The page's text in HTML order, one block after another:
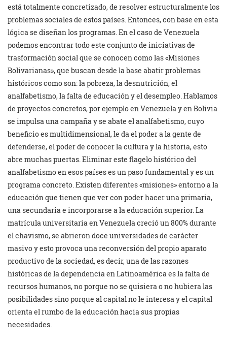
está totalmente concretizado, de resolver estructuralmente los
problemas sociales de estos países. Entonces, con base en esta
lógica se diseñan los programas. En el caso de Venezuela
podemos encontrar todo este conjunto de iniciativas de
trasformación social que se conocen como las «Misiones
Bolivarianas», que buscan desde la base abatir problemas
históricos como son: la pobreza, la desnutrición, el
analfabetismo, la falta de educación y el desempleo. Hablamos
de proyectos concretos, por ejemplo en Venezuela y en Bolivia
se impulsa una campaña y se abate el analfabetismo, cuyo
beneficio es multidimensional, le da el poder a la gente de
defenderse, el poder de conocer la cultura y la historia, esto
abre muchas puertas. Eliminar este flagelo histórico del
analfabetismo en esos países es un paso fundamental y es un
programa concreto. Existen diferentes «misiones» entorno a la
educación que tienen que ver con poder hacer una primaria,
una secundaria e incorporarse a la educación superior. La
matrícula universitaria en Venezuela creció un 800% durante
el chavismo, se abrieron doce universidades de carácter
masivo y esto provoca una reconversión del propio aparato
productivo de la sociedad, es decir, una de las razones
históricas de la dependencia en Latinoamérica es la falta de
recursos humanos, no porque no se quisiera o no hubiera las
posibilidades sino porque al capital no le interesa y el capital
orienta el rumbo de la educación hacia sus propias
necesidades.